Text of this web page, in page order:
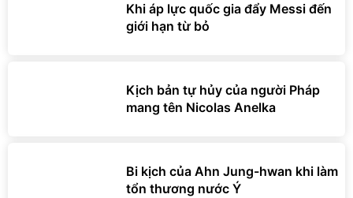
Khi áp lực quốc gia đẩy Messi đến
giới hạn từ bỏ
Kịch bản tự hủy của người Pháp
mang tên Nicolas Anelka
Bi kịch của Ahn Jung-hwan khi làm
tổn thương nước Ý